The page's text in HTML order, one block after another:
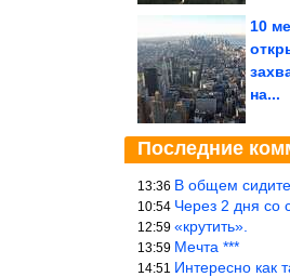
10
на...
Последние
13:36 В общем сидите дома и
10:54 Через 2 дня со
12:59 «крутить».
13:59 Мечта ***
14:51 Интересно как там